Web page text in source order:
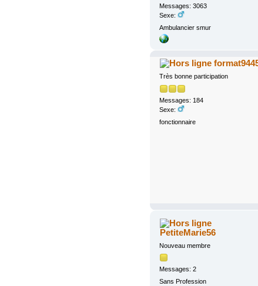
Messages: 3063
Sexe:
Ambulancier smur
Très bonne participation
Messages: 184
Sexe:
fonctionnaire
PetiteMarie56
Nouveau membre
Messages: 2
Sans Profession